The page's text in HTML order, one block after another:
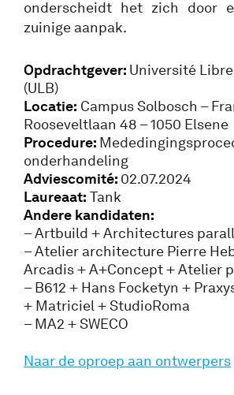
onderscheidt het zich door
zuinige aanpak.
Opdrachtgever: Université
(ULB)
Locatie: Campus Solbosch –
Rooseveltlaan 48 – 1050 Elsene
Procedure:
onderhandeling
Adviescomité: 02.07.2024
Laureaat: Tank
Andere kandidaten:
– Artbuild + Architectures
– Atelier architecture Pierre
Arcadis + A+Concept + Atelier
– B612 + Hans Focketyn +
+ Matriciel + StudioRoma
– MA2 + SWECO
Naar de oproep aan ontwerpers